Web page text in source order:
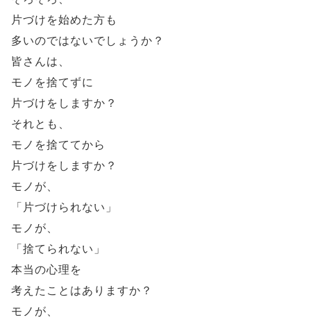
片づけを始めた方も
多いのではないでしょうか？
皆さんは、
モノを捨てずに
片づけをしますか？
それとも、
モノを捨ててから
片づけをしますか？
モノが、
「片づけられない」
モノが、
「捨てられない」
本当の心理を
考えたことはありますか？
モノが、